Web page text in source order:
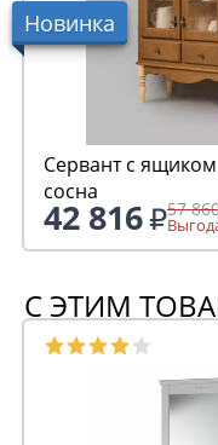
Новинка
Сервант с
сосна
42 816 57
С ЭТИМ